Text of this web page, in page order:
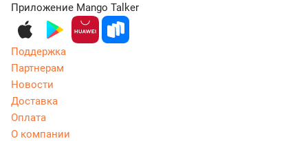
Приложение Mango Talker
Поддержка
Партнерам
Новости
Доставка
Оплата
О компании